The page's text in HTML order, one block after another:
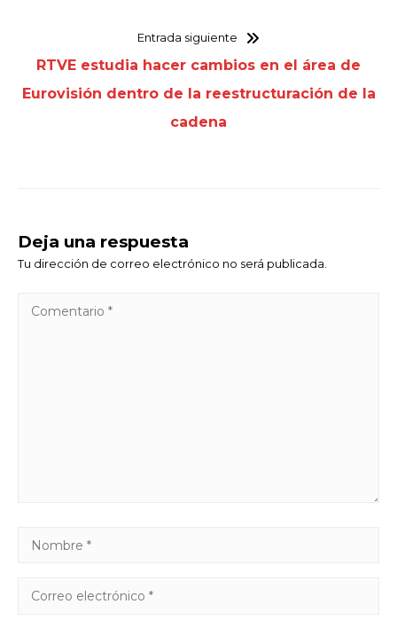
Entrada siguiente
RTVE estudia hacer cambios en el área de
Eurovisión dentro de la reestructuración de la
cadena
Deja una respuesta
Tu dirección de correo electrónico no será publicada.